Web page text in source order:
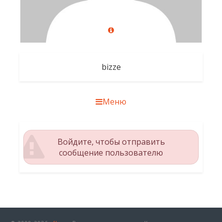
bizze
Меню
Войдите, чтобы отправить
сообщение пользователю